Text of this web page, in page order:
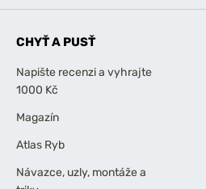
CHYŤ A PUSŤ
Napište recenzi a vyhrajte
1000 Kč
Magazín
Atlas Ryb
Návazce, uzly, montáže a